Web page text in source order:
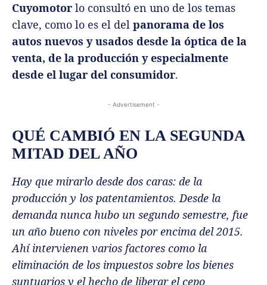
Cuyomotor lo consultó en uno de los temas
clave, como lo es el del panorama de los
autos nuevos y usados desde la óptica de la
venta, de la producción y especialmente
desde el lugar del consumidor.
- Advertisement -
QUÉ CAMBIÓ EN LA SEGUNDA
MITAD DEL AÑO
Hay que mirarlo desde dos caras: de la
producción y los patentamientos. Desde la
demanda nunca hubo un segundo semestre, fue
un año bueno con niveles por encima del 2015.
Ahí intervienen varios factores como la
eliminación de los impuestos sobre los bienes
suntuarios y el hecho de liberar el cepo